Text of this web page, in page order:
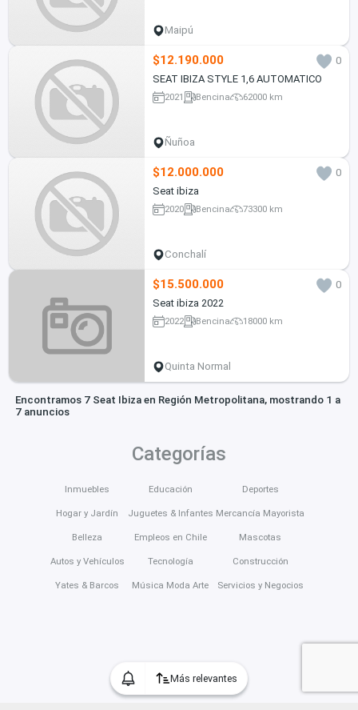
Más relevantes
Maipú
$12.190.000
0
SEAT IBIZA STYLE 1,6 AUTOMATICO
2021 Bencina 62000 km
Ñuñoa
$12.000.000
0
Seat ibiza
2020 Bencina 73300 km
Conchalí
$15.500.000
0
Seat ibiza 2022
2022 Bencina 18000 km
Quinta Normal
Encontramos 7 Seat Ibiza en Región Metropolitana, mostrando 1 a
7 anuncios
Categorías
Inmuebles
Hogar y Jardín
Belleza
Autos y Vehículos
Yates & Barcos
Educación
Juguetes & Infantes
Empleos en Chile
Tecnología
Música Moda Arte
Deportes
Mercancía Mayorista
Mascotas
Construcción
Servicios y Negocios